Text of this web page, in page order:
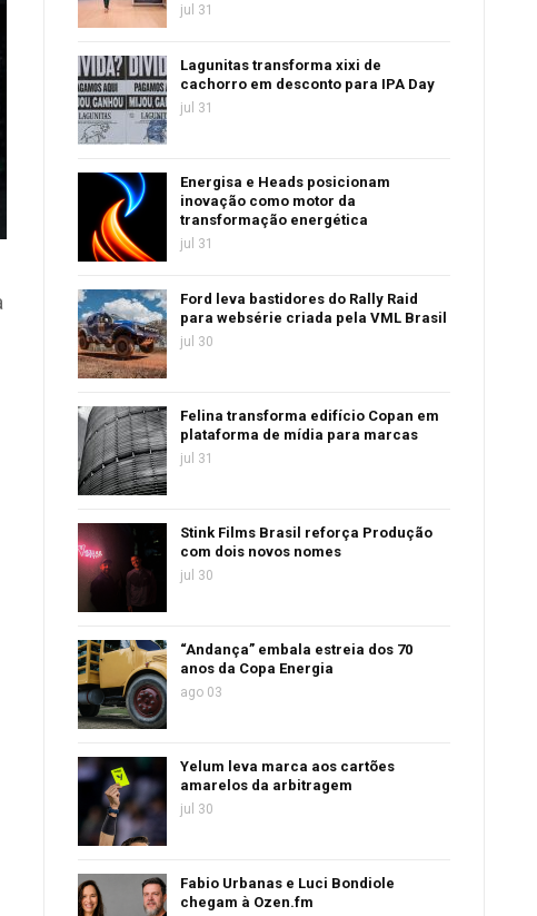
jul 31
Lagunitas transforma xixi de
cachorro em desconto para IPA Day
jul 31
Energisa e Heads posicionam
inovação como motor da
transformação energética
jul 31
Ford leva bastidores do Rally Raid
para websérie criada pela VML Brasil
jul 30
Felina transforma edifício Copan em
plataforma de mídia para marcas
jul 31
Stink Films Brasil reforça Produção
com dois novos nomes
jul 30
“Andança” embala estreia dos 70
anos da Copa Energia
ago 03
Yelum leva marca aos cartões
amarelos da arbitragem
jul 30
Fabio Urbanas e Luci Bondiole
chegam à Ozen.fm